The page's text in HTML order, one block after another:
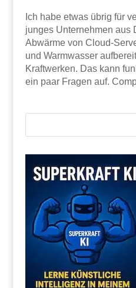
Ich habe etwas übrig für
junges Unternehmen aus
Abwärme von Cloud-
und Warmwasser
Kraftwerken. Das kann
ein paar Fragen auf.